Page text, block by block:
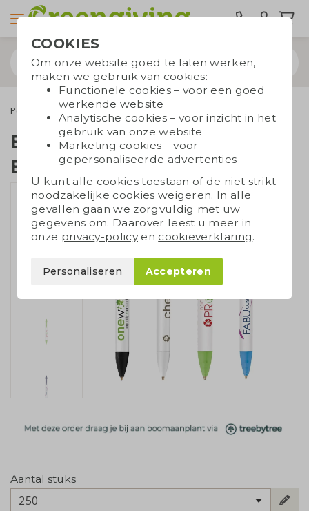
Pennen BIC pennen BIC pen Wide Body Ecolutions
BIC pen Wide Body
Ecolutions
Aantal stuks
250
COOKIES
Om onze website goed te laten werken,
maken we gebruik van cookies:
Functionele cookies – voor een goed
werkende website
Analytische cookies – voor inzicht in het
gebruik van onze website
Marketing cookies – voor
gepersonaliseerde advertenties
U kunt alle cookies toestaan of de niet strikt
noodzakelijke cookies weigeren. In alle
gevallen gaan we zorgvuldig met uw
gegevens om. Daarover leest u meer in
onze privacy-policyen cookieverklaring.
Personaliseren Accepteren